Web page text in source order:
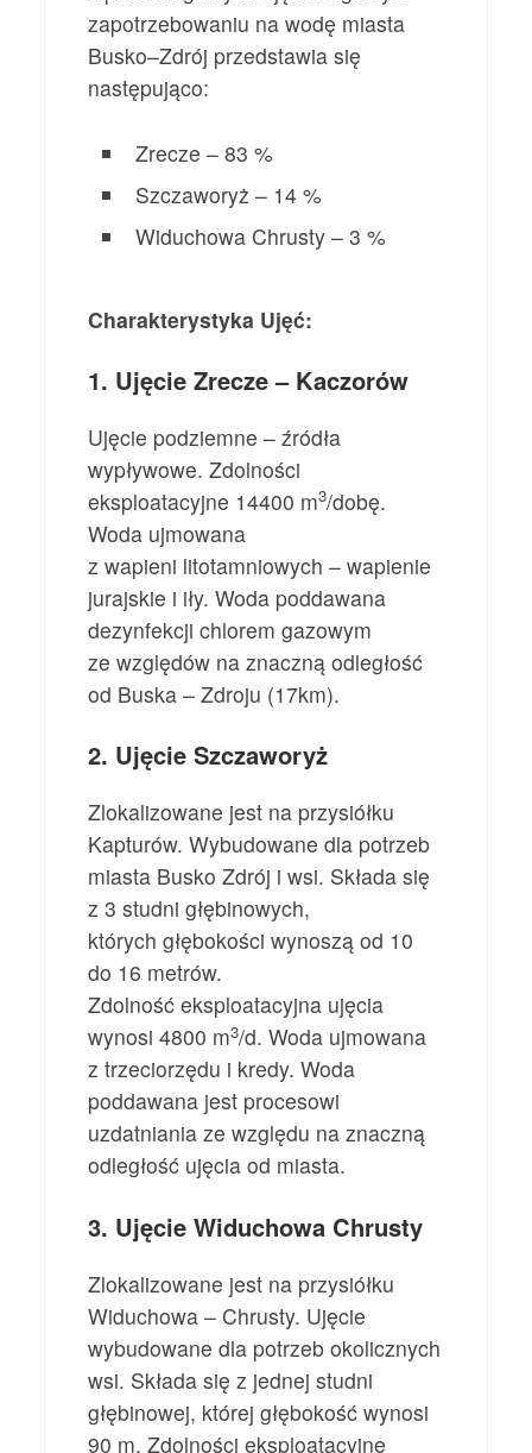
zapotrzebowaniu na wodę miasta
Busko–Zdrój przedstawia się
następująco:
Zrecze – 83 %
Szczaworyż – 14 %
Widuchowa Chrusty – 3 %
Charakterystyka Ujęć:
1. Ujęcie Zrecze – Kaczorów
Ujęcie podziemne – źródła
wypływowe. Zdolności
eksploatacyjne 14400 m3/dobę.
Woda ujmowana
z wapieni litotamniowych – wapienie
jurajskie i iły. Woda poddawana
dezynfekcji chlorem gazowym
ze względów na znaczną odległość
od Buska – Zdroju (17km).
2. Ujęcie Szczaworyż
Zlokalizowane jest na przysiółku
Kapturów. Wybudowane dla potrzeb
miasta Busko Zdrój i wsi. Składa się
z 3 studni głębinowych,
których głębokości wynoszą od 10
do 16 metrów.
Zdolność eksploatacyjna ujęcia
wynosi 4800 m3/d. Woda ujmowana
z trzeciorzędu i kredy. Woda
poddawana jest procesowi
uzdatniania ze względu na znaczną
odległość ujęcia od miasta.
3. Ujęcie Widuchowa Chrusty
Zlokalizowane jest na przysiółku
Widuchowa – Chrusty. Ujęcie
wybudowane dla potrzeb okolicznych
wsi. Składa się z jednej studni
głębinowej, której głębokość wynosi
90 m. Zdolności eksploatacyjne